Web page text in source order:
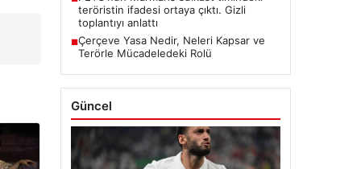
teröristin ifadesi ortaya çıktı. Gizli
toplantıyı anlattı
■Çerçeve Yasa Nedir, Neleri Kapsar ve
Terörle Mücadeledeki Rolü
Güncel